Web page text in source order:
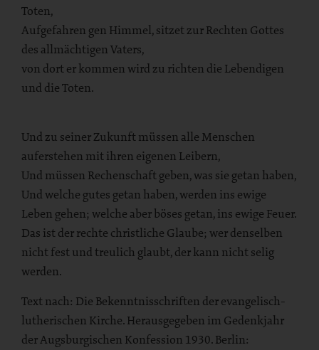
Toten,
Aufgefahren gen Himmel, sitzet zur Rechten Gottes
des allmächtigen Vaters,
von dort er kommen wird zu richten die Lebendigen
und die Toten.
Und zu seiner Zukunft müssen alle Menschen
auferstehen mit ihren eigenen Leibern,
Und müssen Rechenschaft geben, was sie getan haben,
Und welche gutes getan haben, werden ins ewige
Leben gehen; welche aber böses getan, ins ewige Feuer.
Das ist der rechte christliche Glaube; wer denselben
nicht fest und treulich glaubt, der kann nicht selig
werden.
Text nach: Die Bekenntnisschriften der evangelisch-
lutherischen Kirche. Herausgegeben im Gedenkjahr
der Augsburgischen Konfession 1930. Berlin: